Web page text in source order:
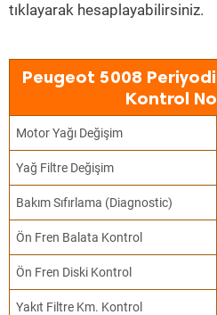
tıklayarak hesaplayabilirsiniz.
Peugeot 5008
Kontrol
Motor Yağı Değişim
Yağ Filtre Değişim
Bakım Sıfırlama (Diagnostic)
Ön Fren Balata Kontrol
Ön Fren Diski Kontrol
Yakıt Filtre Km. Kontrol